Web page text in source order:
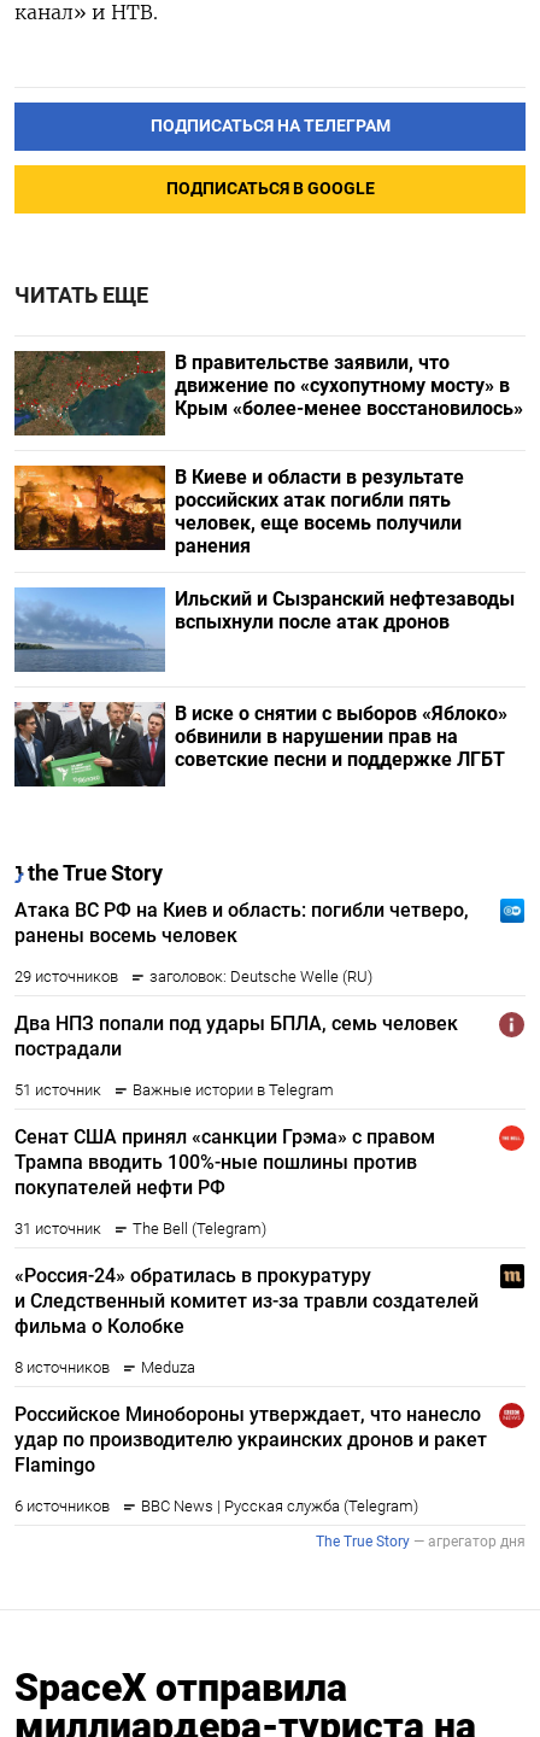
канал» и НТВ.
ПОДПИСАТЬСЯ НА ТЕЛЕГРАМ
ПОДПИСАТЬСЯ В GOOGLE
ЧИТАТЬ ЕЩЕ
В правительстве заявили, что
движение по «сухопутному мосту» в
Крым «более-менее восстановилось»
В Киеве и области в результате
российских атак погибли пять
человек, еще восемь получили
ранения
Ильский и Сызранский нефтезаводы
вспыхнули после атак дронов
В иске о снятии с выборов «Яблоко»
обвинили в нарушении прав на
советские песни и поддержке ЛГБТ
SpaceX отправила
миллиардера-туриста на